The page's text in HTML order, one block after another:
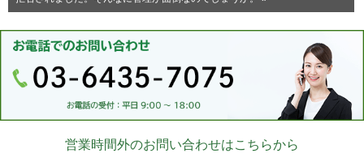
営業時間外のお問い合わせはこちらから